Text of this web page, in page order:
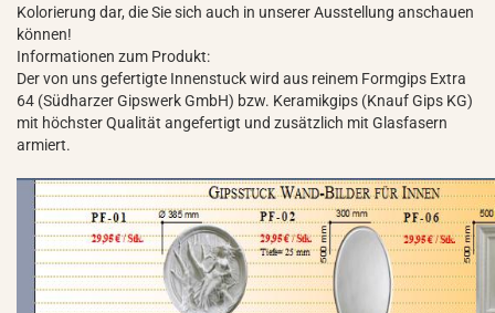
Kolorierung dar, die Sie sich auch in unserer Ausstellung anschauen
können!
Informationen zum Produkt:
Der von uns gefertigte Innenstuck wird aus reinem Formgips Extra
64 (Südharzer Gipswerk GmbH) bzw. Keramikgips (Knauf Gips KG)
mit höchster Qualität angefertigt und zusätzlich mit Glasfasern
armiert.